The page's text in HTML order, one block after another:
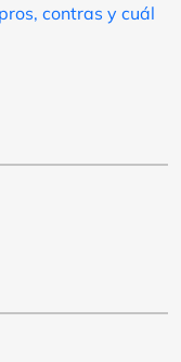
contras y cuál